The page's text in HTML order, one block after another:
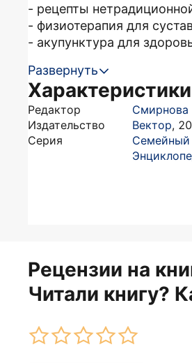
- рецепты
- физиотерапия для
- акупунктура для
Развернуть
Характеристики
Редактор
Смирнова
Издательство
Вектор,
Серия
Семейный
Рецензии на
Читали книгу?